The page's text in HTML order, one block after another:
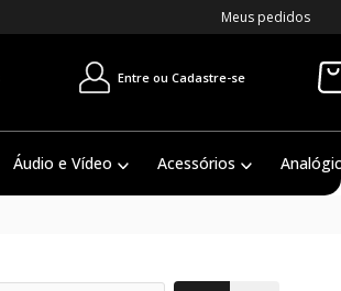
Meus pedidos
Entre ou Cadastre-se
Áudio e Vídeo Acessórios